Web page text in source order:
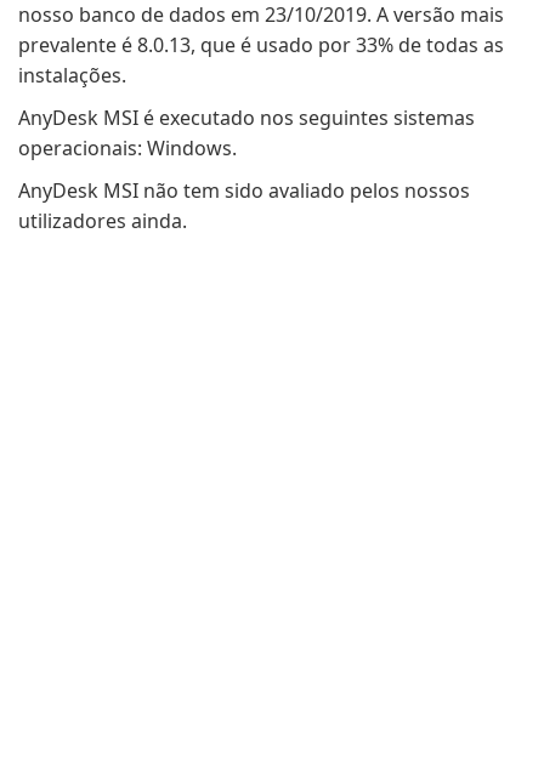
nosso banco de dados em 23/10/2019. A versão mais
prevalente é 8.0.13, que é usado por 33% de todas as
instalações.
AnyDesk MSI é executado nos seguintes sistemas
operacionais: Windows.
AnyDesk MSI não tem sido avaliado pelos nossos
utilizadores ainda.